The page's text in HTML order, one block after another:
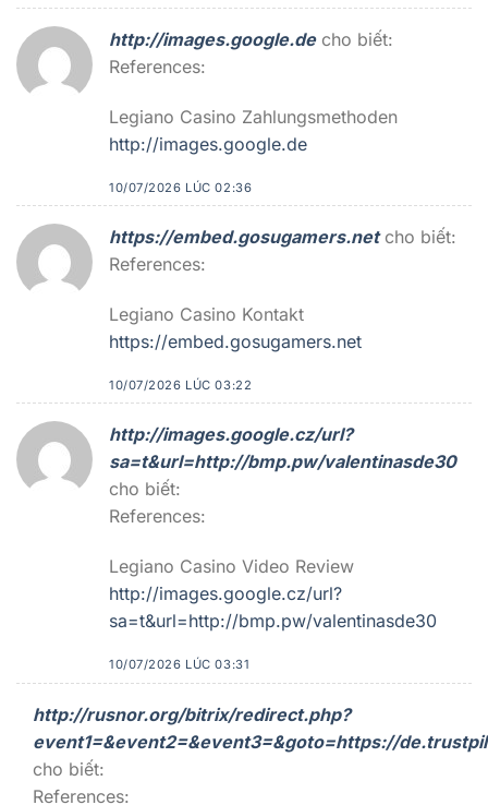
http://images.google.de cho biết:
References:
Legiano Casino Zahlungsmethoden
http://images.google.de
10/07/2026 LÚC 02:36
https://embed.gosugamers.net cho biết:
References:
Legiano Casino Kontakt
https://embed.gosugamers.net
10/07/2026 LÚC 03:22
http://images.google.cz/url?
sa=t&url=http://bmp.pw/valentinasde30
cho biết:
References:
Legiano Casino Video Review
http://images.google.cz/url?
sa=t&url=http://bmp.pw/valentinasde30
10/07/2026 LÚC 03:31
http://rusnor.org/bitrix/redirect.php?
event1=&event2=&event3=&goto=https://
cho biết:
References: